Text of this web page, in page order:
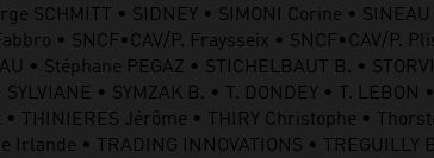
SCHMITT • SIDNEY • SIMONI Corine •
• SNCF•CAV/P. Fraysseix • SNCF•CAV/P.
• Stéphane PEGAZ • STICHELBAUT B. •
• SYMZAK B. • T. DONDEY • T.
THINIERES Jérôme • THIRY Christophe •
Irlande • TRADING INNOVATIONS •